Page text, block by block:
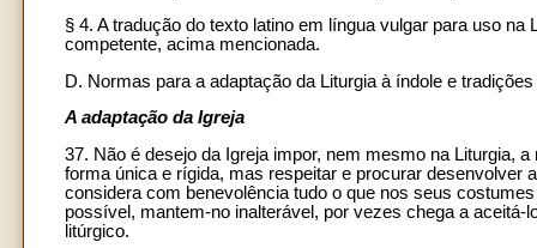
§ 4. A tradução do texto latino em língua vulgar para uso
competente, acima mencionada.
D. Normas para a adaptação da Liturgia à índole e
A adaptação da Igreja
37. Não é desejo da Igreja impor, nem mesmo na Liturgia,
forma única e rígida, mas respeitar e procurar desenvolver
considera com benevolência tudo o que nos seus
possível, mantem-no inalterável, por vezes chega a
litúrgico.